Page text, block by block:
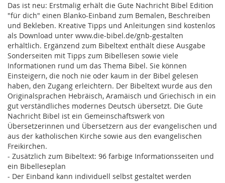
Das ist neu: Erstmalig erhält die Gute Nachricht Bibel Edition
"für dich" einen Blanko-Einband zum Bemalen, Beschreiben
und Bekleben. Kreative Tipps und Anleitungen sind kostenlos
als Download unter www.die-bibel.de/gnb-gestalten
erhältlich. Ergänzend zum Bibeltext enthält diese Ausgabe
Sonderseiten mit Tipps zum Bibellesen sowie viele
Informationen rund um das Thema Bibel. Sie können
Einsteigern, die noch nie oder kaum in der Bibel gelesen
haben, den Zugang erleichtern. Der Bibeltext wurde aus den
Originalsprachen Hebräisch, Aramäisch und Griechisch in ein
gut verständliches modernes Deutsch übersetzt. Die Gute
Nachricht Bibel ist ein Gemeinschaftswerk von
Übersetzerinnen und Übersetzern aus der evangelischen und
aus der katholischen Kirche sowie aus den evangelischen
Freikirchen.
- Zusätzlich zum Bibeltext: 96 farbige Informationsseiten und
ein Bibelleseplan
- Der Einband kann individuell selbst gestaltet werden